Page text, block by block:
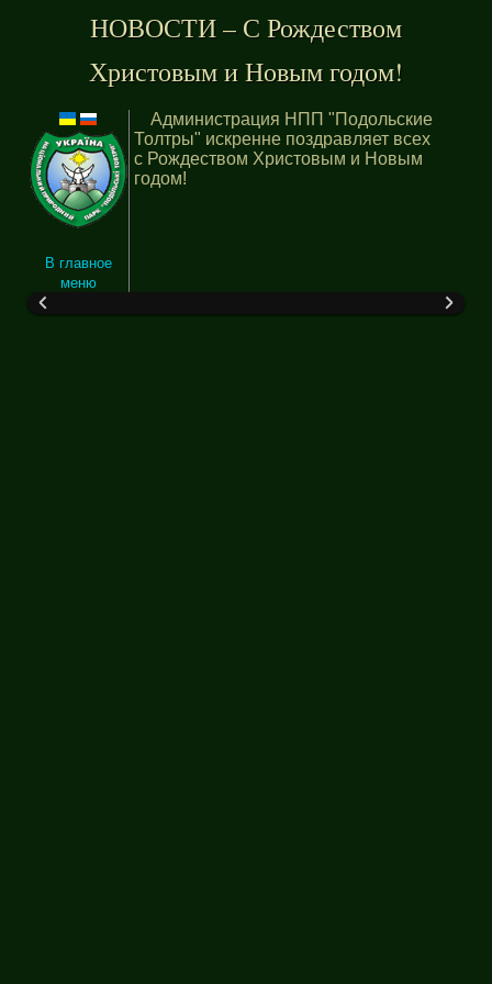
НОВОСТИ – С Рождеством
Христовым и Новым годом!
В главное
меню
Администрация НПП "Подольские
Толтры" искренне поздравляет всех
с Рождеством Христовым и Новым
годом!